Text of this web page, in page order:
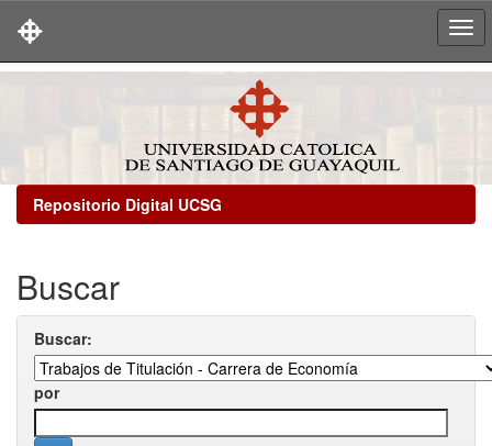
Repositorio Digital UCSG
Buscar
Buscar:
por